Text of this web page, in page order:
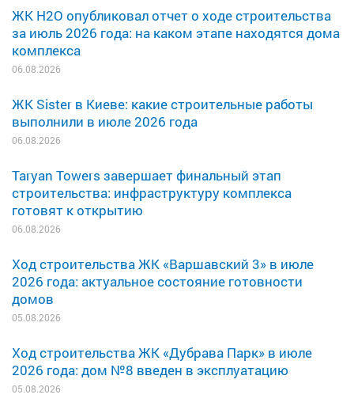
ЖК H2O опубликовал отчет о ходе строительства
за июль 2026 года: на каком этапе находятся дома
комплекса
06.08.2026
ЖК Sister в Киеве: какие строительные работы
выполнили в июле 2026 года
06.08.2026
Taryan Towers завершает финальный этап
строительства: инфраструктуру комплекса
готовят к открытию
06.08.2026
Ход строительства ЖК «Варшавский 3» в июле
2026 года: актуальное состояние готовности
домов
05.08.2026
Ход строительства ЖК «Дубрава Парк» в июле
2026 года: дом №8 введен в эксплуатацию
05.08.2026